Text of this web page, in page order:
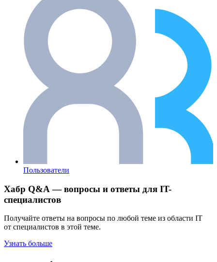
Пользователи
Хабр Q&A — вопросы и ответы для IT-
специалистов
Получайте ответы на вопросы по любой теме из области IT
от специалистов в этой теме.
Узнать больше